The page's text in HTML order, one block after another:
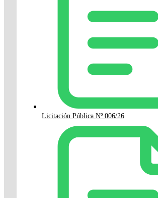
Licitación Pública Nº 006/26